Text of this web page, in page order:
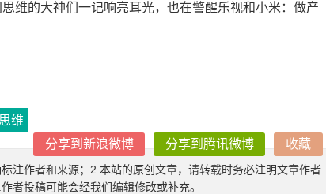
维的大神们一记响亮耳光，也在警醒乐视和小米：做产
维
分享到新浪微博
分享到腾讯微博 收藏
注作者和来源；2.本站的原创文章，请转载时务必注明文章作者
者投稿可能会经我们编辑修改或补充。